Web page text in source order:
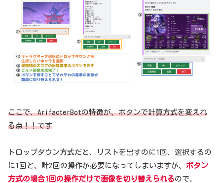
ここで、ArifacterBotの特徴が、ボタンで計算方式を変えれ
る点！！です
ドロップダウン方式だと、リストを出すのに1回、選択するの
に1回と、計2回の操作が必要になってしまいますが、 ボタン
方式の場合1回の操作だけで画像を切り替えられるので、